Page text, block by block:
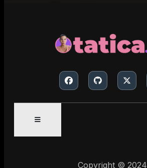
Copyright © 2024